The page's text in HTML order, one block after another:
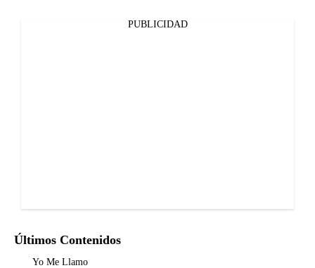
PUBLICIDAD
Últimos Contenidos
Yo Me Llamo